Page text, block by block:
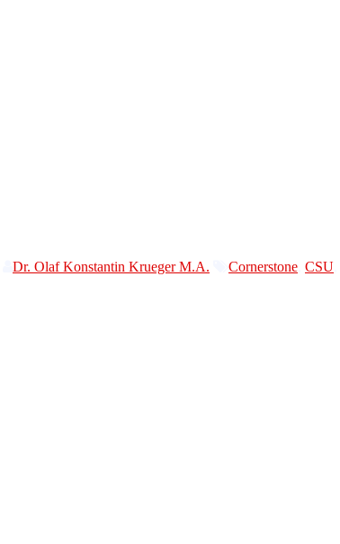
Dr. Olaf Konstantin Krueger M.A. Cornerstone CSU